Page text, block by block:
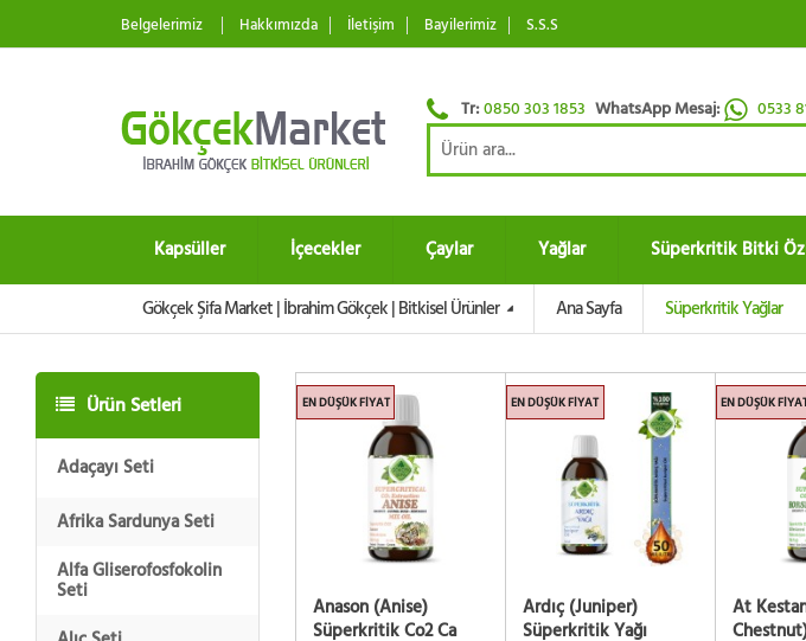
Belgelerimiz Hakkımızda İletişim Bayilerimiz S.S.S
Tr:0850 303 1853 WhatsApp Mesaj: 0533
Kapsüller İçecekler Çaylar Yağlar Süperkritik Bitki
Gökçek Şifa Market | İbrahim Gökçek | Bitkisel Ürünler Ana Sayfa Süperkritik Yağlar
Ürün Setleri
Adaçayı Seti
Afrika Sardunya Seti
Alfa Gliserofosfokolin
Seti
EN DÜŞÜK FIYAT
Anason (Anise)
Süperkritik Co2 Ca
EN DÜŞÜK FIYAT
Ardıç (Juniper)
Süperkritik Yağı
EN DÜŞÜK
At